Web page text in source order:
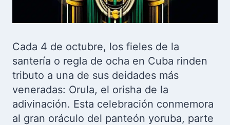
Cada 4 de octubre, los fieles de la
santería o regla de ocha en Cuba rinden
tributo a una de sus deidades más
veneradas: Orula, el orisha de la
adivinación. Esta celebración conmemora
al gran oráculo del panteón yoruba, parte